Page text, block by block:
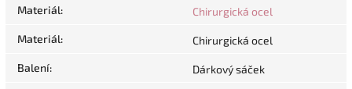
Materiál: Chirurgická ocel
Materiál: Chirurgická ocel
Balení: Dárkový sáček